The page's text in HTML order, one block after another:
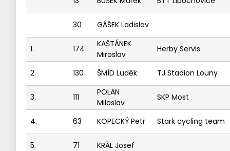
30 GÁŠEK Ladislav
1. 174
KAŠTÁNEK
Miroslav
Herby Servis
2. 130 ŠMÍD Luděk TJ Stadion Louny
3. 111
POLAN
Miloslav
SKP Most
4. 63 KOPECKÝ Petr Stark cycling team
5. 71 KRÁL Josef